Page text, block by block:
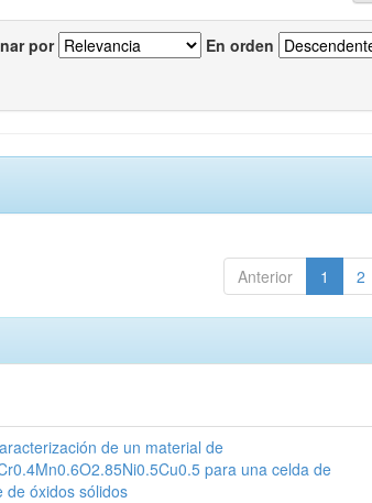
por En orden
Anterior 1 2
de un material de
para una celda de
de óxidos sólidos